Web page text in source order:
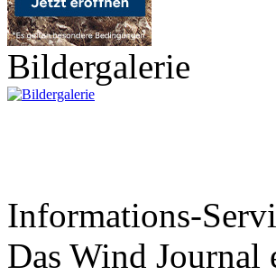
Bildergalerie
Informations-
Das Wind Journal